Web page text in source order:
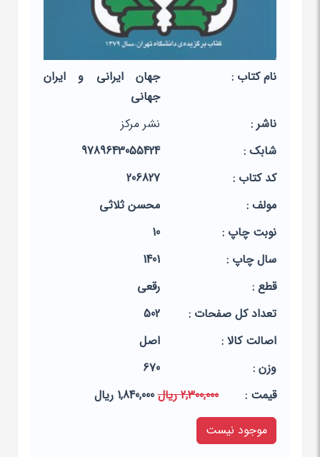
نام کتاب :
جهان ایرانی و ایران
جهانی
ناشر :
نشر مرکز
شابک :
9789643055424
کد کتاب :
206827
مولف :
محسن ثلاثی
نوبت چاپ :
10
سال چاپ :
1401
قطع :
رقعی
تعداد کل صفحات :
502
اصالت کالا :
اصل
وزن :
670
قيمت :
2,300,000 ریال
1,840,000 ریال
موجود نیست